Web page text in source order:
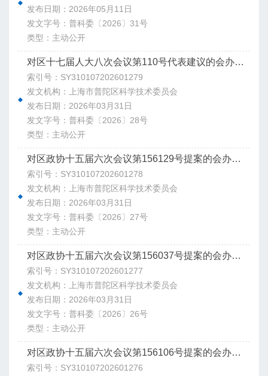
发布日期：2026年05月11日
发文字号：普科委〔2026〕31号
类型：主动公开
对区十七届人大八次会议第110号代表建议的会办意见
索引号：SY310107202601279
发文机构：上海市普陀区科学技术委员会
发布日期：2026年03月31日
发文字号：普科委〔2026〕28号
类型：主动公开
对区政协十五届六次会议第156129号提案的会办意见
索引号：SY310107202601278
发文机构：上海市普陀区科学技术委员会
发布日期：2026年03月31日
发文字号：普科委〔2026〕27号
类型：主动公开
对区政协十五届六次会议第156037号提案的会办意见
索引号：SY310107202601277
发文机构：上海市普陀区科学技术委员会
发布日期：2026年03月31日
发文字号：普科委〔2026〕26号
类型：主动公开
对区政协十五届六次会议第156106号提案的会办意见
索引号：SY310107202601276